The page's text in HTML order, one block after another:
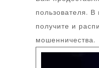
пользователя.
получите и
мошенничества.